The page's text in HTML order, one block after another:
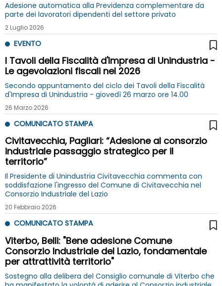
Adesione automatica alla Previdenza complementare da
parte dei lavoratori dipendenti del settore privato
2 Luglio 2026
EVENTO
I Tavoli della Fiscalità d'Impresa di Unindustria -
Le agevolazioni fiscali nel 2026
Secondo appuntamento del ciclo dei Tavoli della Fiscalità
d'Impresa di Unindustria - giovedì 26 marzo ore 14.00
26 Marzo 2026
COMUNICATO STAMPA
Civitavecchia, Pagliari: “Adesione al consorzio
industriale passaggio strategico per il
territorio”
Il Presidente di Unindustria Civitavecchia commenta con
soddisfazione l'ingresso del Comune di Civitavecchia nel
Consorzio Industriale del Lazio
20 Febbraio 2026
COMUNICATO STAMPA
Viterbo, Belli: "Bene adesione Comune
Consorzio Industriale del Lazio, fondamentale
per attrattività territorio"
Sostegno alla delibera del Consiglio comunale di Viterbo che